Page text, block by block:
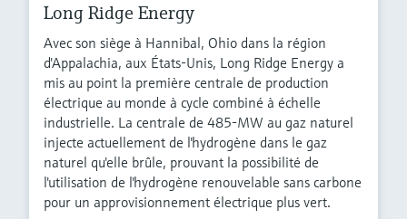
Long Ridge Energy
Avec son siège à Hannibal, Ohio dans la région
d'Appalachia, aux États-Unis, Long Ridge Energy a
mis au point la première centrale de production
électrique au monde à cycle combiné à échelle
industrielle. La centrale de 485-MW au gaz naturel
injecte actuellement de l'hydrogène dans le gaz
naturel qu'elle brûle, prouvant la possibilité de
l'utilisation de l'hydrogène renouvelable sans carbone
pour un approvisionnement électrique plus vert.